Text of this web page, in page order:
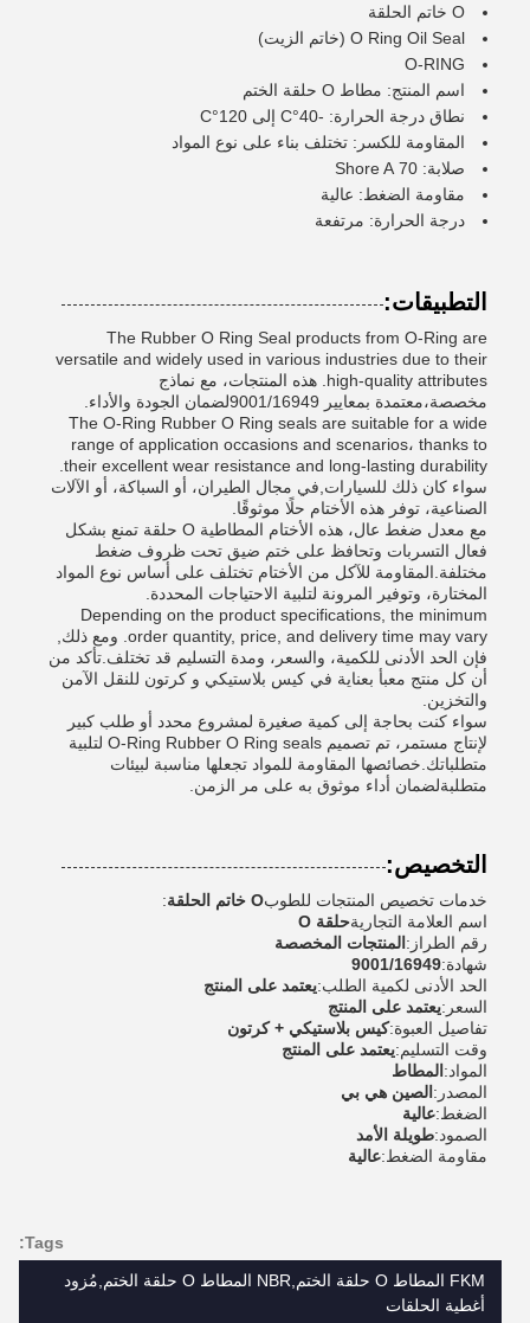
O خاتم الحلقة
O Ring Oil Seal (خاتم الزيت)
O-RING
اسم المنتج: مطاط O حلقة الختم
نطاق درجة الحرارة: -40°C إلى 120°C
المقاومة للكسر: تختلف بناء على نوع المواد
صلابة: 70 Shore A
مقاومة الضغط: عالية
درجة الحرارة: مرتفعة
التطبيقات:
The Rubber O Ring Seal products from O-Ring are
versatile and widely used in various industries due to their
high-quality attributes. هذه المنتجات، مع نماذج
مخصصة،معتمدة بمعايير 9001/16949لضمان الجودة والأداء.
The O-Ring Rubber O Ring seals are suitable for a wide
range of application occasions and scenarios، thanks to
سواء كان ذلك للسيارات,في مجال الطيران، أو السباكة، أو الآلات
الصناعية، توفر هذه الأختام حلًا موثوقًا.
مع معدل ضغط عال، هذه الأختام المطاطية O حلقة تمنع بشكل
فعال التسربات وتحافظ على ختم ضيق تحت ظروف ضغط
مختلفة.المقاومة للآكل من الأختام تختلف على أساس نوع المواد
المختارة، وتوفير المرونة لتلبية الاحتياجات المحددة.
Depending on the product specifications, the minimum
order quantity, price, and delivery time may vary. ومع ذلك,
فإن الحد الأدنى للكمية، والسعر، ومدة التسليم قد تختلف.تأكد من
أن كل منتج معبأ بعناية في كيس بلاستيكي و كرتون للنقل الآمن
والتخزين.
سواء كنت بحاجة إلى كمية صغيرة لمشروع محدد أو طلب كبير
لإنتاج مستمر، تم تصميم O-Ring Rubber O Ring seals لتلبية
متطلباتك.خصائصها المقاومة للمواد تجعلها مناسبة لبيئات
متطلبةلضمان أداء موثوق به على مر الزمن.
التخصيص:
خدمات تخصيص المنتجات للطوبO خاتم الحلقة
:
اسم العلامة التجاريةحلقة O
رقم الطراز: المنتجات المخصصة
شهادة:9001/16949
الحد الأدنى لكمية الطلب:يعتمد على المنتج
السعر:يعتمد على المنتج
تفاصيل العبوة:كيس بلاستيكي + كرتون
وقت التسليم:يعتمد على المنتج
المواد: المطاط
المصدر: الصين هي بي
الضغط:عالية
الصمود:طويلة الأمد
مقاومة الضغط:عالية
Tags:
FKM المطاط O حلقة الختم,NBR المطاط O حلقة الختم,مُزود
أغطية الحلقات